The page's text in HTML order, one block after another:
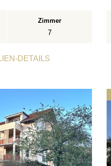
Zimmer
7
DETAILS